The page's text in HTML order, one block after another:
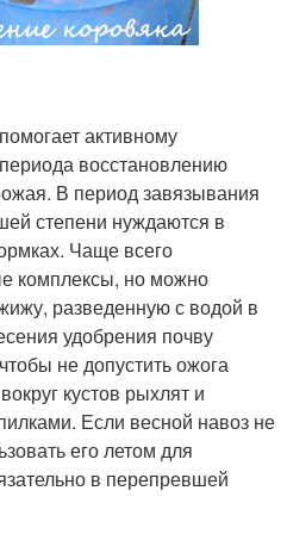
активному
восстановлению
В период завязывания
степени нуждаются в
Чаще всего
комплексы, но можно
разведенную с водой в
удобрения почву
не допустить ожога
кустов рыхлят и
Если весной навоз не
его летом для
в перепревшей